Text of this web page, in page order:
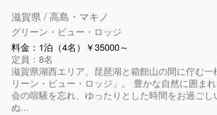
滋賀県 / 高島・マキノ
グリーン・ビュー・ロッジ
料金：1泊（4名）￥35000～
定員：8名
滋賀県湖西エリア、琵琶湖と箱館山の間に佇む
リーン・ビュー・ロッジ」。 豊かな自然に囲ま
会の喧騒を忘れ、ゆったりとした時間をお過ご
ぬ...